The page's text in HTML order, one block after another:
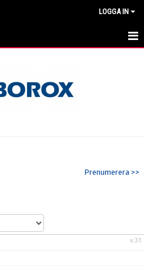
LOGGA IN
Prenumerera >>
v.31